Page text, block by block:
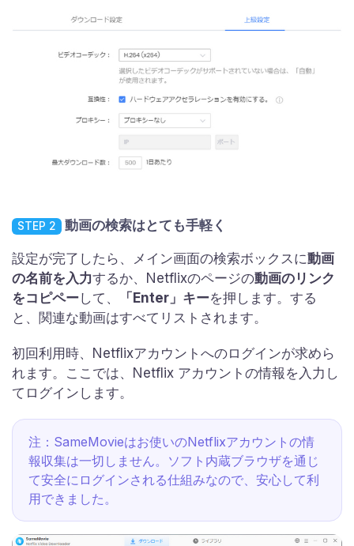
STEP 2 動画の検索はとても手軽く
設定が完了したら、メイン画面の検索ボックスに動画
の名前を入力するか、Netflixのページの動画のリンク
をコピペーして、 「Enter」キーを押します。する
と、関連な動画はすべてリストされます。
初回利用時、Netflixアカウントへのログインが求めら
れます。ここでは、Netflix アカウントの情報を入力し
てログインします。
注：SameMovieはお使いのNetflixアカウントの情
報収集は一切しません。ソフト内蔵ブラウザを通じ
て安全にログインされる仕組みなので、安心して利
用できました。